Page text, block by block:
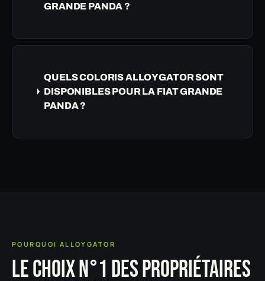
GRANDE PANDA ?
QUELS COLORIS ALLOYGATOR SONT
DISPONIBLES POUR LA FIAT GRANDE
PANDA ?
POURQUOI ALLOYGATOR
LE CHOIX N°1 DES PROPRIÉTAIRES